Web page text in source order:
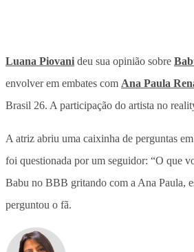
Luana Piovani deu sua opinião sobre
envolver em embates com Ana Paula
Brasil 26. A participação do artista no
A atriz abriu uma caixinha de perguntas
foi questionada por um seguidor: “O que
Babu no BBB gritando com a Ana Paula,
perguntou o fã.